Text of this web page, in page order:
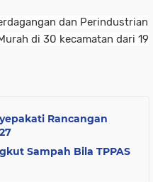
dan Perindustrian
di 30 kecamatan dari 19
Rancangan
Sampah Bila TPPAS